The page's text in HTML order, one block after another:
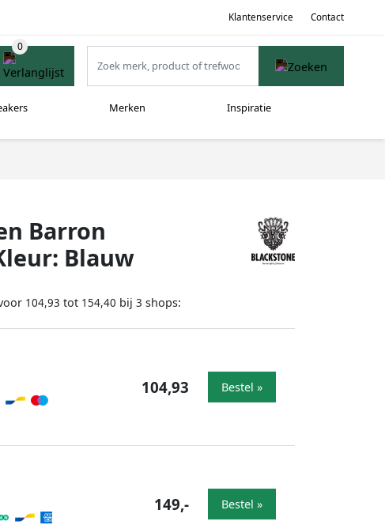
Klantenservice Contact
Merken Inspiratie
Barron
Blauw
104,93 tot 154,40 bij 3 shops:
104,93 Bestel »
149,- Bestel »